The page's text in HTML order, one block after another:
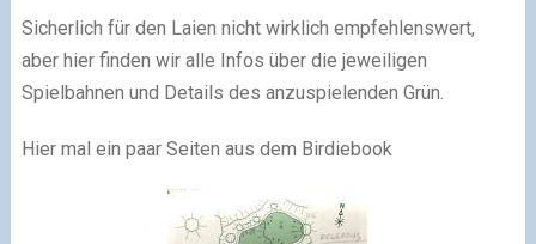
Sicherlich für den Laien nicht wirklich empfehlenswert,
aber hier finden wir alle Infos über die jeweiligen
Spielbahnen und Details des anzuspielenden Grün.
Hier mal ein paar Seiten aus dem Birdiebook